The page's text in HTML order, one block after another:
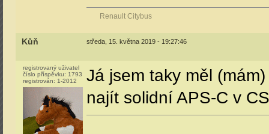
Renault Citybus
Kůň středa, 15. května 2019 - 19:27:46
registrovaný uživatel
číslo příspěvku: 1793
registrován: 1-2012
Já jsem taky měl
najít solidní APS-C v